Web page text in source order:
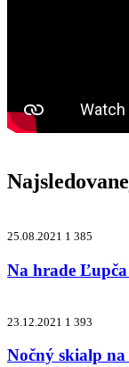
25.08.2021 1 385
Na hrade
23.12.2021 1 393
Nočný skialp